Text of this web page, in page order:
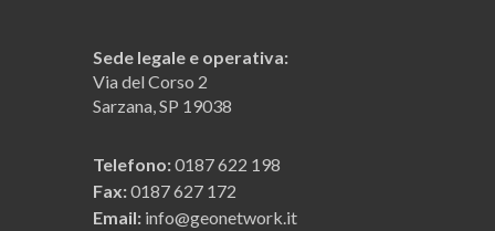
Sede legale e operativa:
Via del Corso 2
Sarzana, SP 19038
Telefono:0187 622 198
Fax:0187 627 172
Email: info@geonetwork.it